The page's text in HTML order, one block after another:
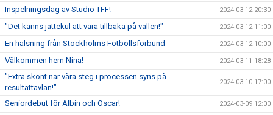
Inspelningsdag av Studio TFF! 2024-03-12 20:30
"Det känns jättekul att vara tillbaka på vallen!" 2024-03-12 11:00
En hälsning från Stockholms Fotbollsförbund 2024-03-12 10:00
Välkommen hem Nina! 2024-03-11 18:28
"Extra skönt när våra steg i processen syns på
resultattavlan!"
2024-03-10 17:00
Seniordebut för Albin och Oscar! 2024-03-09 12:00